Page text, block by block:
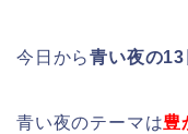
今日から青い夜の13
青い夜のテーマは豊